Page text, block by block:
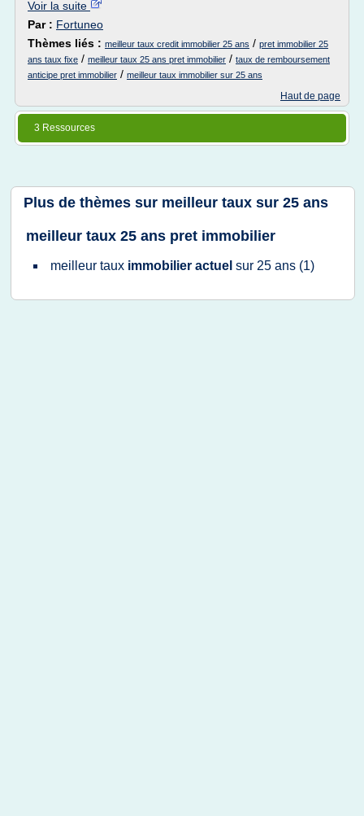
Voir la suite
Par : Fortuneo
Thèmes liés : meilleur taux credit immobilier 25 ans / pret immobilier 25
ans taux fixe / meilleur taux 25 ans pret immobilier / taux de remboursement
anticipe pret immobilier / meilleur taux immobilier sur 25 ans
Haut de page
3 Ressources
Plus de thèmes sur meilleur taux sur 25 ans
meilleur taux 25 ans pret immobilier
meilleur taux immobilier actuel sur 25 ans (1)